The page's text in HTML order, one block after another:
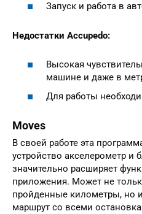
Запуск и работа в
Недостатки Accupedo:
Высокая
машине и даже в
Для работы
Moves
В своей работе эта
устройство акселерометр и
значительно расширяет
приложения. Может не
пройденные километры, но
маршрут со всеми